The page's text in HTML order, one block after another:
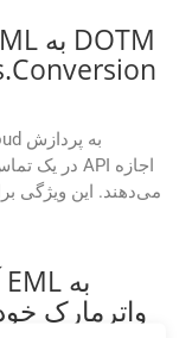
می‌دهند. این ویژگی